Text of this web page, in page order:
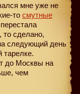
мне уже не
то смутные
то сделано,
следующий день
тарелке.
до Москвы на
чем